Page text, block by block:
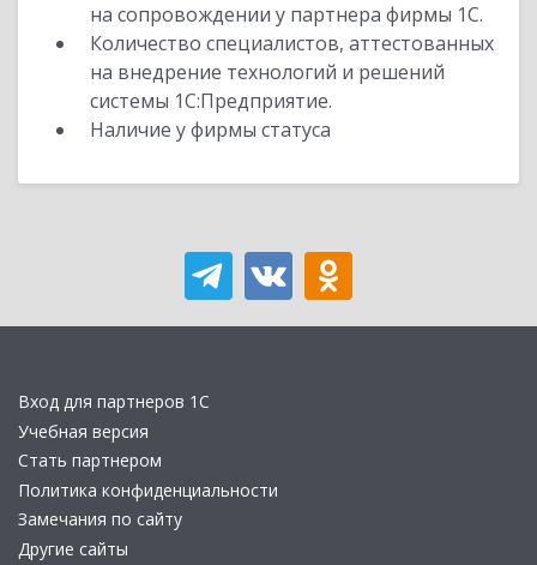
на сопровождении у партнера фирмы 1С.
Количество специалистов, аттестованных
на внедрение технологий и решений
системы 1С:Предприятие.
Наличие у фирмы статуса
Вход для партнеров 1С
Учебная версия
Стать партнером
Политика конфиденциальности
Замечания по сайту
Другие сайты